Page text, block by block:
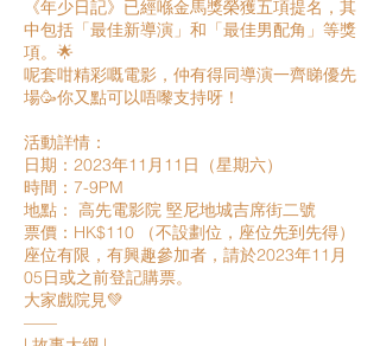
《年少日記》已經喺金馬獎榮獲五項提名，其
中包括「最佳新導演」和「最佳男配角」等獎
項。🌟
呢套咁精彩嘅電影，仲有得同導演一齊睇優先
場🥳你又點可以唔嚟支持呀！
活動詳情：
日期：2023年11月11日（星期六）
時間：7-9PM
地點： 高先電影院 堅尼地城吉席街二號
票價：HK$110 （不設劃位，座位先到先得）
座位有限，有興趣參加者，請於2023年11月
05日或之前登記購票。
大家戲院見💚
——